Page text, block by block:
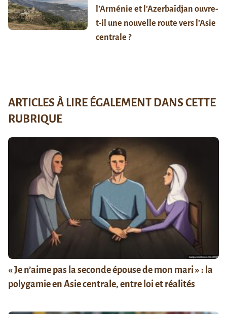
l’Arménie et l’Azerbaïdjan ouvre-
t-il une nouvelle route vers l’Asie
centrale ?
ARTICLES À LIRE ÉGALEMENT DANS CETTE
RUBRIQUE
« Je n’aime pas la seconde épouse de mon mari » : la
polygamie en Asie centrale, entre loi et réalités